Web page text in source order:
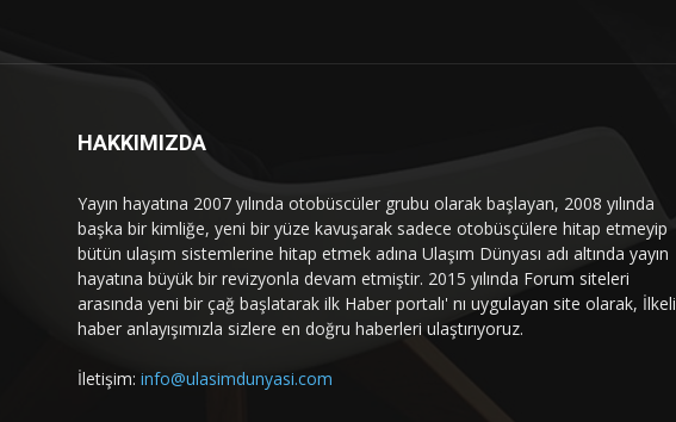
HAKKIMIZDA
Yayın hayatına 2007 yılında otobüscüler grubu olarak başlayan, 2008 yılında
başka bir kimliğe, yeni bir yüze kavuşarak sadece otobüsçülere hitap etmeyip
bütün ulaşım sistemlerine hitap etmek adına Ulaşım Dünyası adı altında yayın
hayatına büyük bir revizyonla devam etmiştir. 2015 yılında Forum siteleri
arasında yeni bir çağ başlatarak ilk Haber portalı' nı uygulayan site olarak, İlkeli
haber anlayışımızla sizlere en doğru haberleri ulaştırıyoruz.
İletişim: info@ulasimdunyasi.com